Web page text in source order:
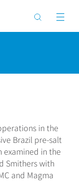
in the
Brazil pre-salt
examined in the
Smithers with
and Magma